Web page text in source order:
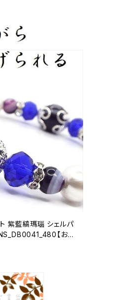
紫藍縞瑪瑙 シェルパ
【お届